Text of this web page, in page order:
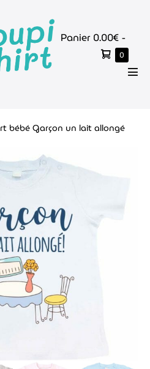
Panier
Panier 0.00€ -
0
dans
le
bébé Garçon un lait allongé